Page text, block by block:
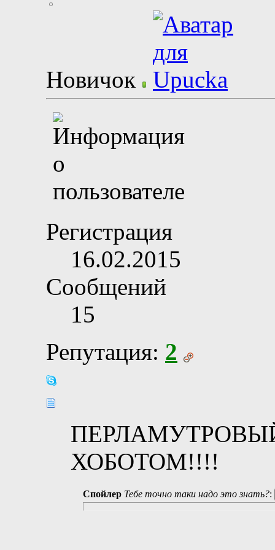
Новичок
Регистрация
16.02.2015
Сообщений
15
Репутация: 2
ХОБОТОМ!!!!
Спойлер Тебе точно таки надо это знать?: